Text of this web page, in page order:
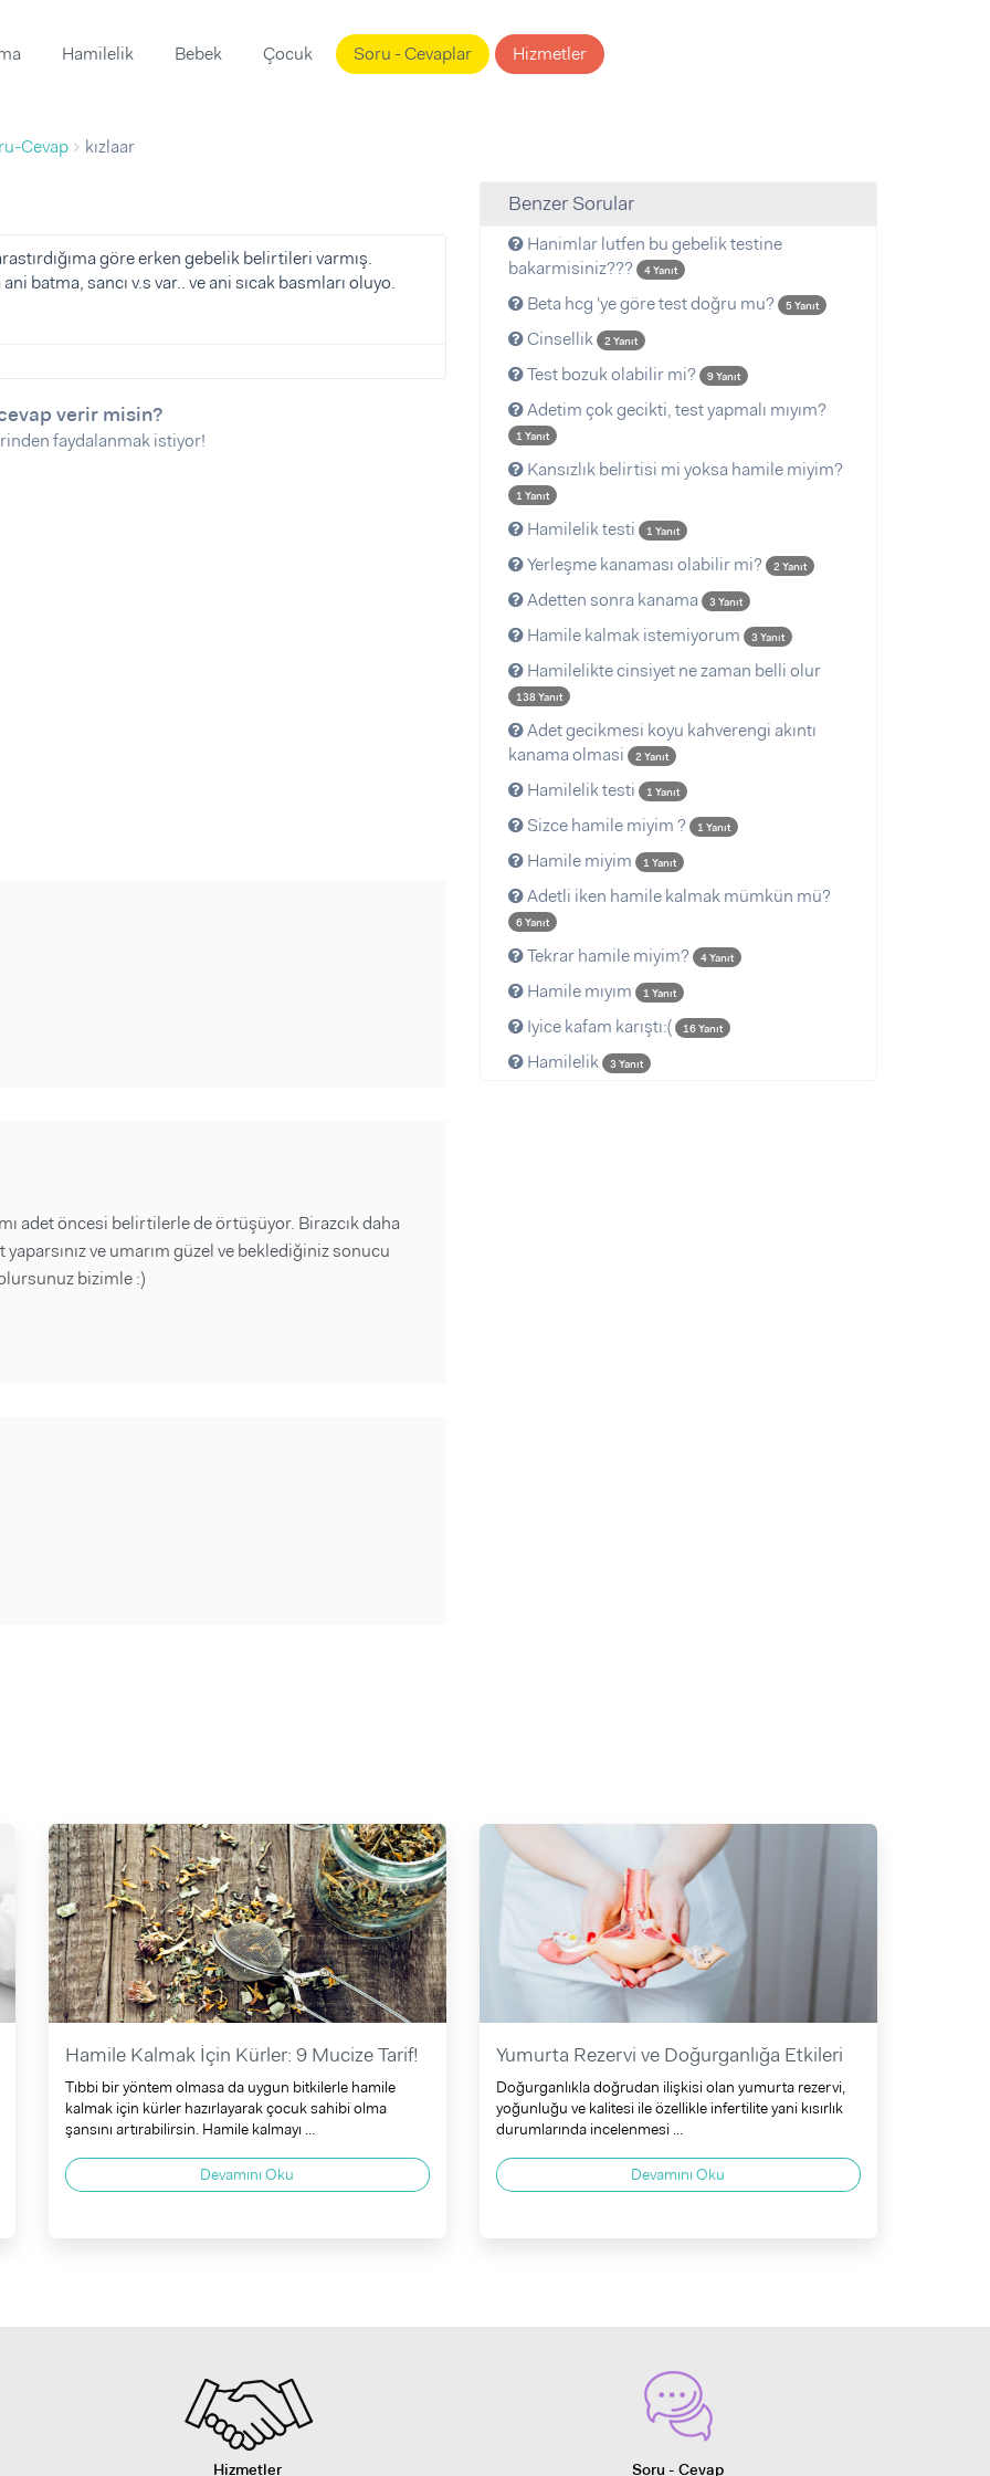
Hamilelik Bebek Çocuk Soru - Cevaplar Hizmetler
Cevap kızlaar
göre erken gebelik belirtileri varmış.
batma, sancı v.s var.. ve ani sıcak basmları oluyo.
verir misin?
faydalanmak istiyor!
adet öncesi belirtilerle de örtüşüyor. Birazcık daha
ve umarım güzel ve beklediğiniz sonucu
bizimle :)
Benzer Sorular
Hanimlar lutfen bu gebelik testine
bakarmisiniz???
4 Yanıt
Beta hcg 'ye göre test doğru mu? 5 Yanıt
Cinsellik 2 Yanıt
Test bozuk olabilir mi? 9 Yanıt
Adetim çok gecikti, test yapmalı mıyım?
1 Yanıt
Kansızlık belirtisi mi yoksa hamile miyim?
1 Yanıt
Hamilelik testi 1 Yanıt
Yerleşme kanaması olabilir mi? 2 Yanıt
Adetten sonra kanama 3 Yanıt
Hamile kalmak istemiyorum 3 Yanıt
Hamilelikte cinsiyet ne zaman belli olur
138 Yanıt
Adet gecikmesi koyu kahverengi akıntı
kanama olmasi
2 Yanıt
Hamilelik testi 1 Yanıt
Sizce hamile miyim ? 1 Yanıt
Hamile miyim 1 Yanıt
Adetli iken hamile kalmak mümkün mü?
6 Yanıt
Tekrar hamile miyim? 4 Yanıt
Hamile mıyım 1 Yanıt
Iyice kafam karıştı:( 16 Yanıt
Hamilelik 3 Yanıt
Hamile Kalmak İçin Kürler: 9 Mucize Tarif!
Tıbbi bir yöntem olmasa da uygun bitkilerle hamile
kalmak için kürler hazırlayarak çocuk sahibi olma
şansını artırabilirsin. Hamile kalmayı ...
Devamını Oku
Yumurta Rezervi ve Doğurganlığa Etkileri
Doğurganlıkla doğrudan ilişkisi olan yumurta rezervi,
yoğunluğu ve kalitesi ile özellikle infertilite yani kısırlık
durumlarında incelenmesi ...
Devamını Oku
Hizmetler Soru - Cevap